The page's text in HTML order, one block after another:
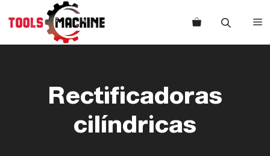
Rectificadoras
cilíndricas